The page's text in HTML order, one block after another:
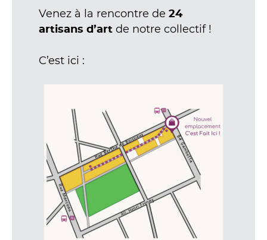
Venez à la rencontre de 24
artisans d’art de notre collectif !
C’est ici :